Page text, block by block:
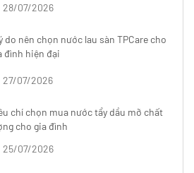
28/07/2026
do nên chọn nước lau sàn TPCare cho
đình hiện đại
27/07/2026
chí chọn mua nước tẩy dầu mỡ chất
cho gia đình
25/07/2026